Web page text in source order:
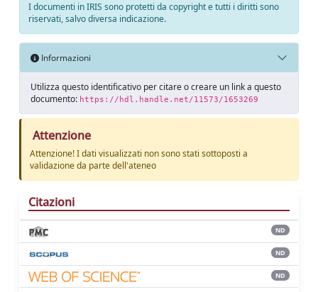
I documenti in IRIS sono protetti da copyright e tutti i diritti sono
riservati, salvo diversa indicazione.
Informazioni
Utilizza questo identificativo per citare o creare un link a questo
documento: https://hdl.handle.net/11573/1653269
Attenzione
Attenzione! I dati visualizzati non sono stati sottoposti a
validazione da parte dell'ateneo
Citazioni
ND
ND
ND